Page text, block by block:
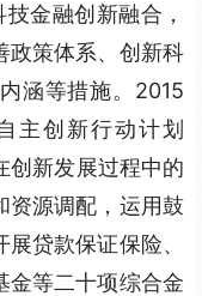
金融创新融合，
政策体系、创新科
涵等措施。2015
主创新行动计划
创新发展过程中的
资源调配，运用鼓
贷款保证保险、
金等二十项综合金